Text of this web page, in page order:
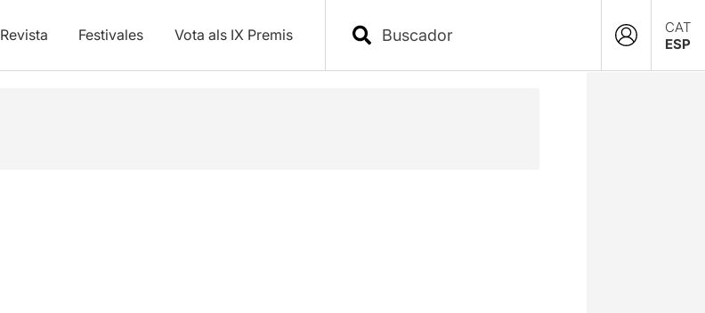
Revista Festivales Vota als IX Premis
CAT
ESP